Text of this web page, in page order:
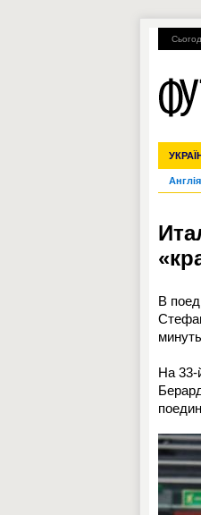
Збірна
Ліга
Англія
ЧС-
В
На 33-